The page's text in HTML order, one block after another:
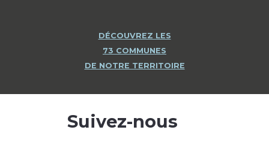
DÉCOUVREZ LES
73 COMMUNES
DE NOTRE TERRITOIRE
Suivez-nous